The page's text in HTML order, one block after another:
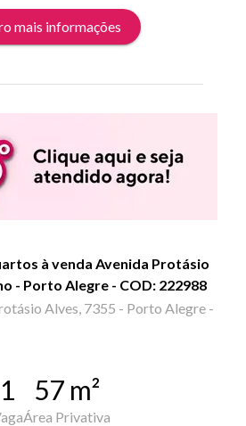
mais informações
à venda Avenida Protásio
- Porto Alegre - COD: 222988
Alves, 7355 - Porto Alegre -
1 57 m²
Área Privativa